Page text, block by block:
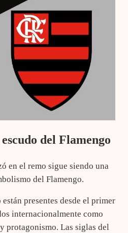
del Flamengo
en el remo sigue siendo una
del Flamengo.
presentes desde el primer
internacionalmente como
protagonismo. Las siglas del